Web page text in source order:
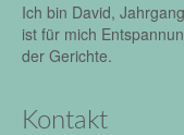
Ich bin David,
ist für mich
der Gerichte.
Kontakt